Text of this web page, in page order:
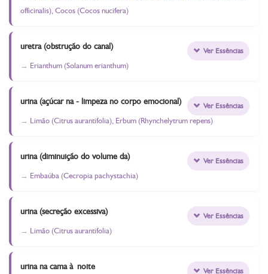
officinalis), Cocos (Cocos nucifera)
uretra (obstrução do canal)
Erianthum (Solanum erianthum)
Ver Essências
urina (açúcar na - limpeza no corpo emocional)
Limão (Citrus aurantifolia), Erbum (Rhynchelytrum repens)
Ver Essências
urina (diminuição do volume da)
Embaúba (Cecropia pachystachia)
Ver Essências
urina (secreção excessiva)
Limão (Citrus aurantifolia)
Ver Essências
urina na cama à noite Ver Essências